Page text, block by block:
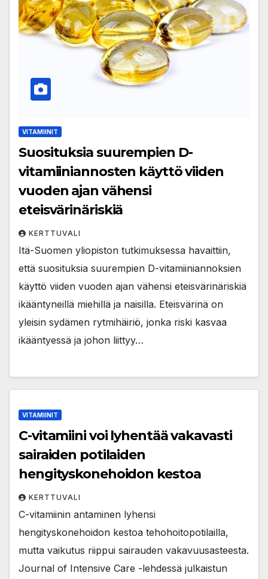
VITAMIINIT
Suosituksia suurempien D-
vitamiiniannosten käyttö viiden
vuoden ajan vähensi
eteisvärinäriskiä
KERTTUVALI
Itä-Suomen yliopiston tutkimuksessa havaittiin,
että suosituksia suurempien D-vitamiiniannoksien
käyttö viiden vuoden ajan vähensi eteisvärinäriskiä
ikääntyneillä miehillä ja naisilla. Eteisvärinä on
yleisin sydämen rytmihäiriö, jonka riski kasvaa
ikääntyessä ja johon liittyy…
VITAMIINIT
C-vitamiini voi lyhentää vakavasti
sairaiden potilaiden
hengityskonehoidon kestoa
KERTTUVALI
C-vitamiinin antaminen lyhensi
hengityskonehoidon kestoa tehohoitopotilailla,
mutta vaikutus riippui sairauden vakavuusasteesta.
Journal of Intensive Care -lehdessä julkaistun